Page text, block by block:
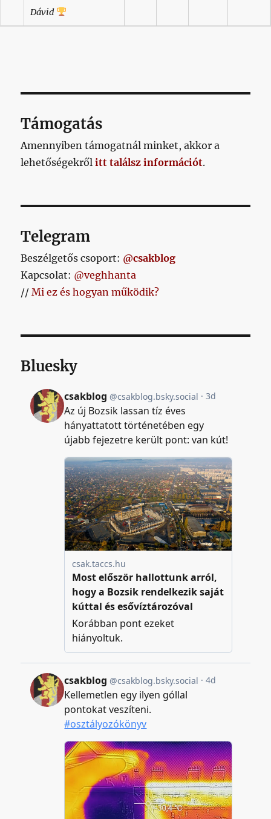
Dávid
Támogatás
Amennyiben támogatnál minket, akkor a
lehetőségekrőlitt találsz információt.
Telegram
Beszélgetős csoport: @csakblog
Kapcsolat: @veghhanta
//Mi ez és hogyan működik?
Bluesky